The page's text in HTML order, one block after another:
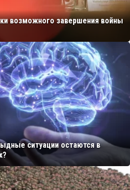
возможного завершения войны
ситуации остаются в